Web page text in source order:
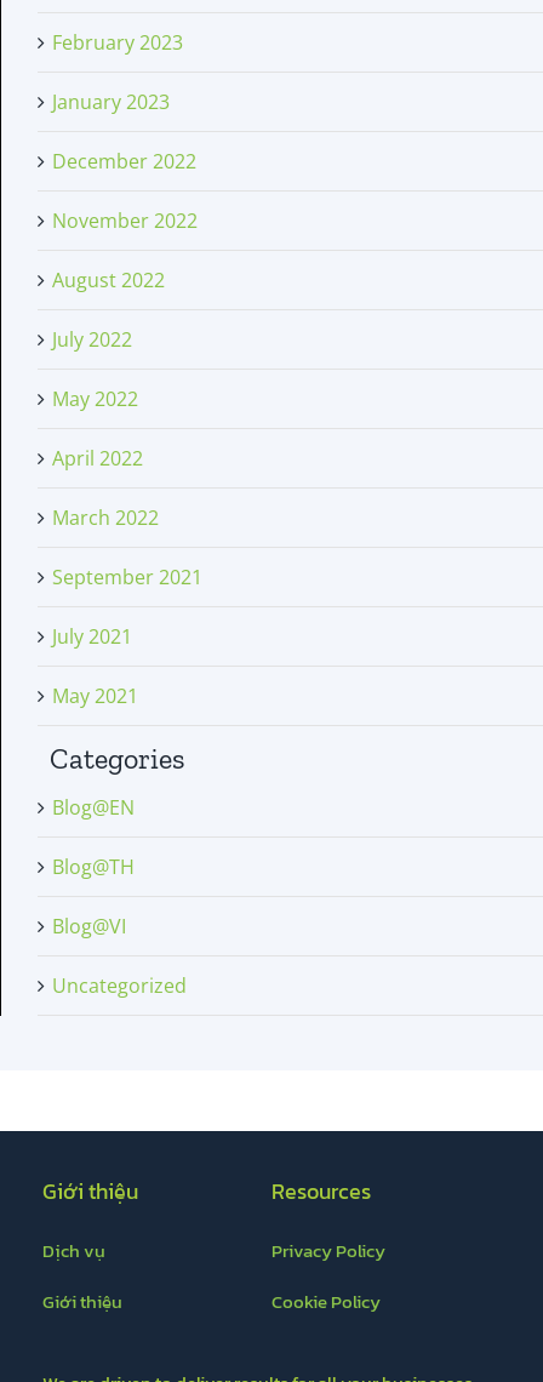
February 2023
January 2023
December 2022
November 2022
August 2022
July 2022
May 2022
April 2022
March 2022
September 2021
July 2021
May 2021
Categories
Blog@EN
Blog@TH
Blog@VI
Uncategorized
Giới thiệu
Dịch vụ
Giới thiệu
Resources
Privacy Policy
Cookie Policy